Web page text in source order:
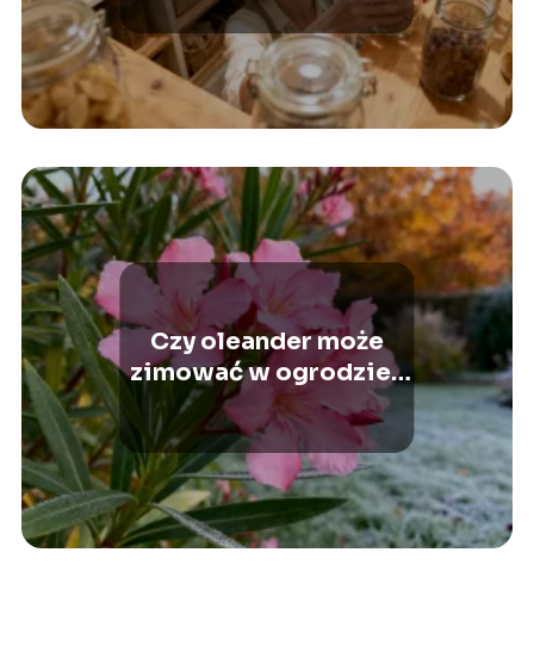
Czy oleander może
zimować w ogrodzie?
Poradnik pielęgnacji